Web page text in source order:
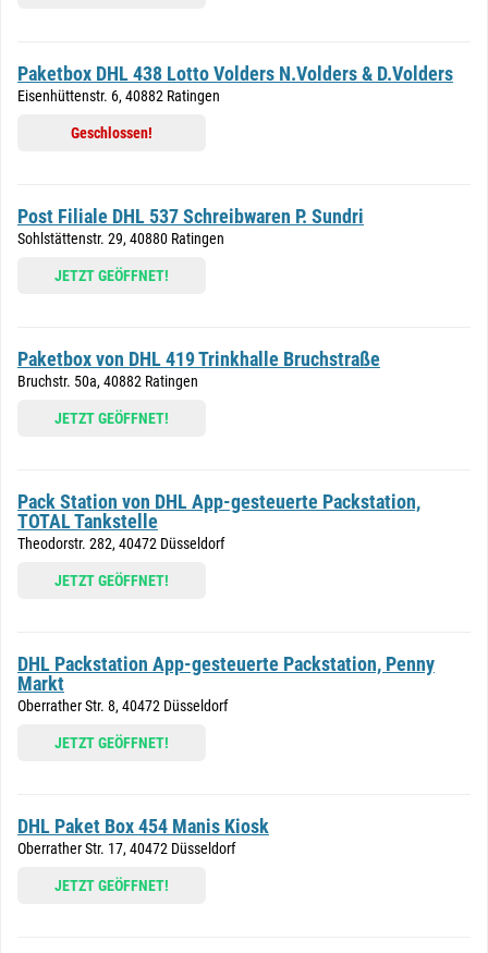
Paketbox DHL 438 Lotto Volders N.Volders & D.Volders
Eisenhüttenstr. 6, 40882 Ratingen
Geschlossen!
Post Filiale DHL 537 Schreibwaren P. Sundri
Sohlstättenstr. 29, 40880 Ratingen
JETZT GEÖFFNET!
Paketbox von DHL 419 Trinkhalle Bruchstraße
Bruchstr. 50a, 40882 Ratingen
JETZT GEÖFFNET!
Pack Station von DHL App-gesteuerte Packstation,
TOTAL Tankstelle
Theodorstr. 282, 40472 Düsseldorf
JETZT GEÖFFNET!
DHL Packstation App-gesteuerte Packstation, Penny
Markt
Oberrather Str. 8, 40472 Düsseldorf
JETZT GEÖFFNET!
DHL Paket Box 454 Manis Kiosk
Oberrather Str. 17, 40472 Düsseldorf
JETZT GEÖFFNET!